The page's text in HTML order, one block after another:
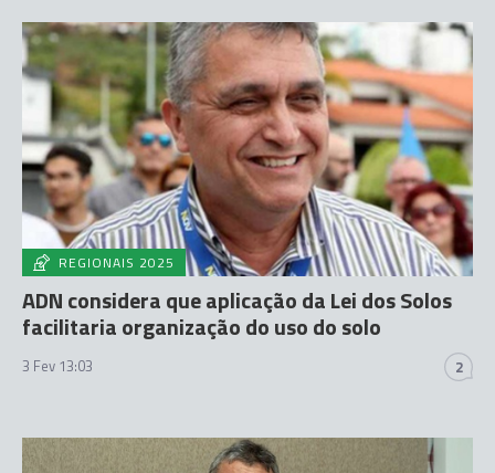
REGIONAIS 2025
ADN considera que aplicação da Lei dos Solos
facilitaria organização do uso do solo
3 Fev 13:03 2